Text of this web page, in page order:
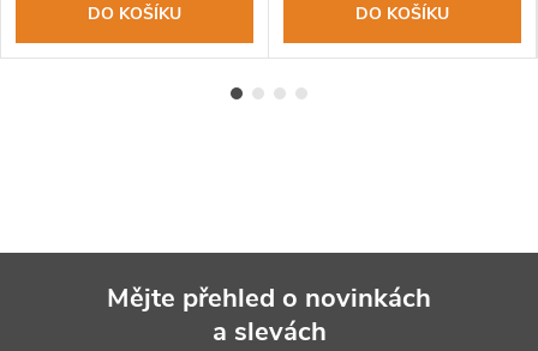
DO KOŠÍKU DO KOŠÍKU
Mějte přehled o novinkách
a slevách